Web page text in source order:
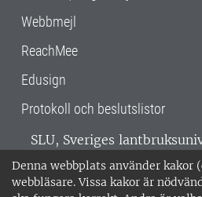
Denna webbplats använder kakor
webbläsare. Vissa kakor är
Webbmejl
ReachMee
Edusign
Protokoll och beslutslistor
SLU, Sveriges
verksamhet över hela
Alnarp, Uppsala och Umeå.